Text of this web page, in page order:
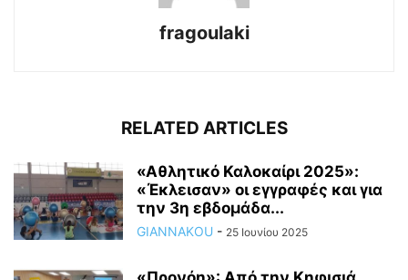
fragoulaki
RELATED ARTICLES
«Αθλητικό Καλοκαίρι 2025»:
«Έκλεισαν» οι εγγραφές και για
την 3η εβδομάδα...
GIANNAKOU - 25 Ιουνίου 2025